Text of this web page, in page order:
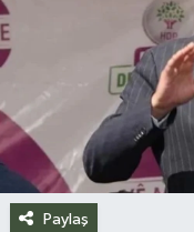
Paylaş
Teknoloji
Yazarlar